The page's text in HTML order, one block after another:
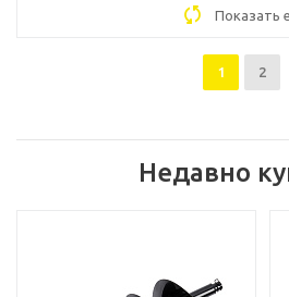
Показать
1 2
Недавно